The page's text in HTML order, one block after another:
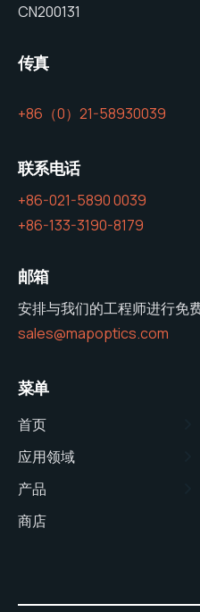
CN200131
传真
+86（0）21-58930039
联系电话
+86-021-5890 0039
+86-133-3190-8179
邮箱
安排与我们的工程师进行免费
sales@mapoptics.com
菜单
首页
应用领域
产品
商店